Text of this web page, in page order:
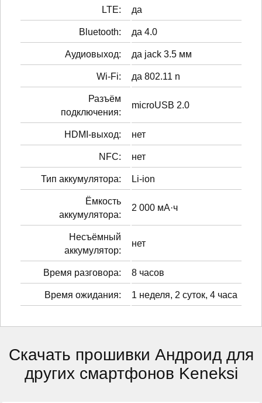
LTE: да
Bluetooth: да 4.0
Аудиовыход: да jack 3.5 мм
Wi-Fi: да 802.11 n
Разъём
подключения:
microUSB 2.0
HDMI-выход: нет
NFC: нет
Тип аккумулятора: Li-ion
Ёмкость
аккумулятора:
2 000 мА·ч
Несъёмный
аккумулятор:
нет
Время разговора: 8 часов
Время ожидания: 1 неделя, 2 суток, 4 часа
Скачать прошивки Андроид для
других смартфонов Keneksi